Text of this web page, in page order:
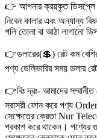
👉 আপনার ক্রয়কৃত ডিসপ্লে
নিবেন কালার এবং অন্যান্য
পলি তোলা বা আঠা লাগানো
👉ডলারের(💲) রেট কম
পণ্য ডেলিভারির সময় ডলার
👉বিঃ দ্রঃ- আমাদের
সরাসরী ফোন করে পণ্য
সেক্ষেত্রে ক্রেতা Nur
প্রকাশ করে থাকেন। পণ্যের